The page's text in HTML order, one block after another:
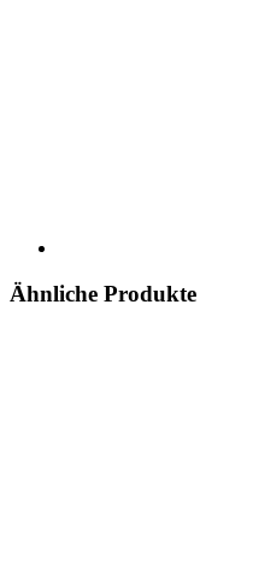
Ähnliche Produkte